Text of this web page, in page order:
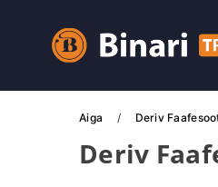
Aiga Deriv
Deriv